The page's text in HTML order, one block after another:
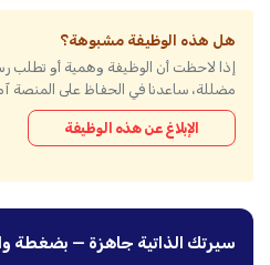
هل هذه الوظيفة مشبوهة؟
إذا لاحظت أن الوظيفة وهمية أو تطلب
مضللة، ساعدنا في الحفاظ على المنصة
الإبلاغ عن هذه الوظيفة
سيرتك الذاتية جاهزة — بضغطة